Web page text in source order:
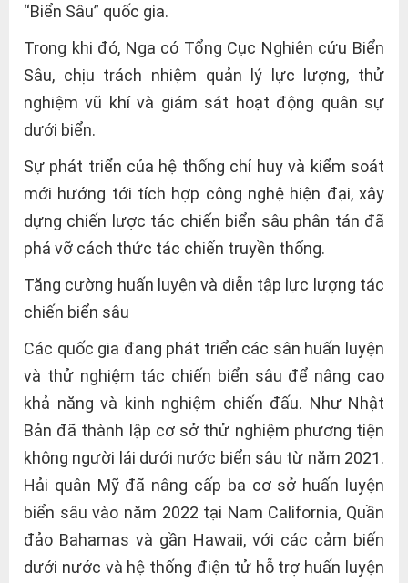
“Biển Sâu” quốc gia.
Trong khi đó, Nga có Tổng Cục Nghiên cứu Biển
Sâu, chịu trách nhiệm quản lý lực lượng, thử
nghiệm vũ khí và giám sát hoạt động quân sự
dưới biển.
Sự phát triển của hệ thống chỉ huy và kiểm soát
mới hướng tới tích hợp công nghệ hiện đại, xây
dựng chiến lược tác chiến biển sâu phân tán đã
phá vỡ cách thức tác chiến truyền thống.
Tăng cường huấn luyện và diễn tập lực lượng tác
chiến biển sâu
Các quốc gia đang phát triển các sân huấn luyện
và thử nghiệm tác chiến biển sâu để nâng cao
khả năng và kinh nghiệm chiến đấu. Như Nhật
Bản đã thành lập cơ sở thử nghiệm phương tiện
không người lái dưới nước biển sâu từ năm 2021.
Hải quân Mỹ đã nâng cấp ba cơ sở huấn luyện
biển sâu vào năm 2022 tại Nam California, Quần
đảo Bahamas và gần Hawaii, với các cảm biến
dưới nước và hệ thống điện tử hỗ trợ huấn luyện